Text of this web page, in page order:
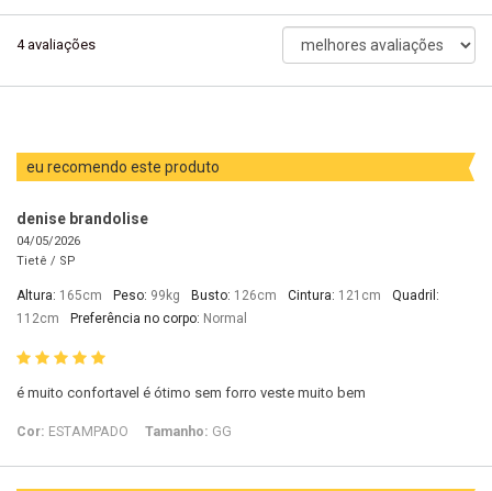
4avaliações
ordenar
avaliações
eu recomendo este produto
denise brandolise
04/05/2026
Tietê / SP
Altura: 165cm Peso: 99kg Busto: 126cm Cintura: 121cm
Quadril:
112cm
Preferência no corpo: Normal
é muito confortavel é ótimo sem forro veste muito bem
Cor: ESTAMPADO Tamanho: GG